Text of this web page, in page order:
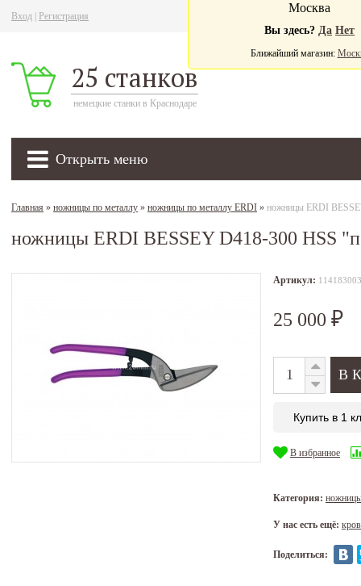
Вход Регистрация
25 станков
немецкие станки в Краснодаре
Открыть меню
Москва
Вы здесь? Да Нет
Ближайший магазин:
Главная » ножницы по металлу » ножницы по металлу ERDI » ножницы ERDI
ножницы ERDI BESSEY D418-300 HSS
Артикул: 114183003
25 000 ₽
Купить в 1
В избранное
Категория:
У нас есть ещё:
Поделиться: